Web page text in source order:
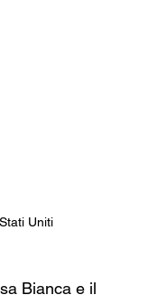
Uniti
Bianca e il